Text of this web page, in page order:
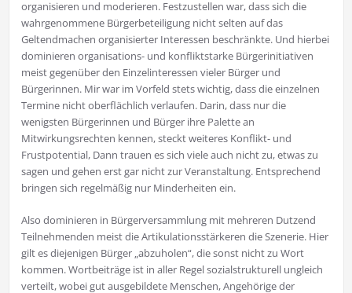
organisieren und moderieren. Festzustellen war, dass sich die
wahrgenommene Bürgerbeteiligung nicht selten auf das
Geltendmachen organisierter Interessen beschränkte. Und hierbei
dominieren organisations- und konfliktstarke Bürgerinitiativen
meist gegenüber den Einzelinteressen vieler Bürger und
Bürgerinnen. Mir war im Vorfeld stets wichtig, dass die einzelnen
Termine nicht oberflächlich verlaufen. Darin, dass nur die
wenigsten Bürgerinnen und Bürger ihre Palette an
Mitwirkungsrechten kennen, steckt weiteres Konflikt- und
Frustpotential, Dann trauen es sich viele auch nicht zu, etwas zu
sagen und gehen erst gar nicht zur Veranstaltung. Entsprechend
bringen sich regelmäßig nur Minderheiten ein.
Also dominieren in Bürgerversammlung mit mehreren Dutzend
Teilnehmenden meist die Artikulationsstärkeren die Szenerie. Hier
gilt es diejenigen Bürger „abzuholen“, die sonst nicht zu Wort
kommen. Wortbeiträge ist in aller Regel sozialstrukturell ungleich
verteilt, wobei gut ausgebildete Menschen, Angehörige der